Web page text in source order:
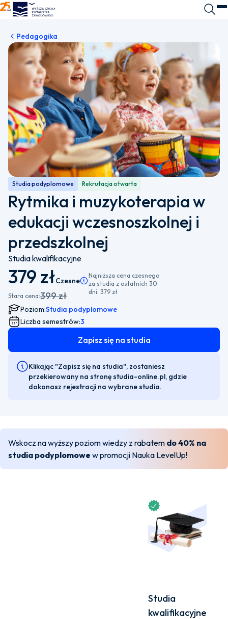
WSKZ - strona główna
Pedagogika
Studia podyplomowe Rekrutacja otwarta
Rytmika i muzykoterapia w
edukacji wczesnoszkolnej i
przedszkolnej
Studia kwalifikacyjne
379 złCzesnePamiętaj, że istnieje możliwość wyboru
Stara cena:399 zł
Najniższa cena czesnego
za studia z ostatnich 30
dni: 379 zł
Poziom:Studia podyplomowe
Liczba semestrów:3
Zapisz się na studia
Klikając "Zapisz się na studia", zostaniesz
przekierowany na stronę studia-online.pl, gdzie
dokonasz rejestracji na wybrane studia.
Wskocz na wyższy poziom wiedzy z rabatem do 40% na
studia podyplomowe w promocji Nauka LevelUp!
Studia
kwalifikacyjne